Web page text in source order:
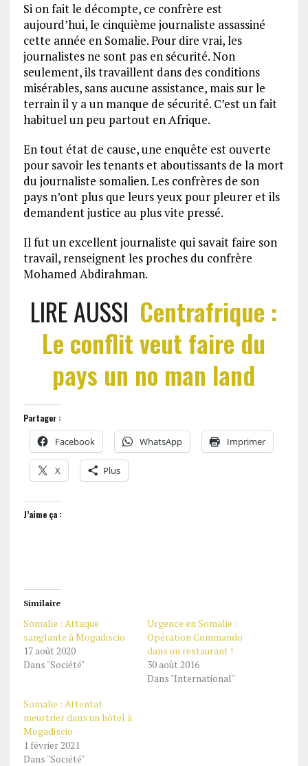
Si on fait le décompte, ce confrère est
aujourd’hui, le cinquième journaliste assassiné
cette année en Somalie. Pour dire vrai, les
journalistes ne sont pas en sécurité. Non
seulement, ils travaillent dans des conditions
misérables, sans aucune assistance, mais sur le
terrain il y a un manque de sécurité. C’est un fait
habituel un peu partout en Afrique.
En tout état de cause, une enquête est ouverte
pour savoir les tenants et aboutissants de la mort
du journaliste somalien. Les confrères de son
pays n’ont plus que leurs yeux pour pleurer et ils
demandent justice au plus vite pressé.
Il fut un excellent journaliste qui savait faire son
travail, renseignent les proches du confrère
Mohamed Abdirahman.
LIRE AUSSI Centrafrique :
Le conflit veut faire du
pays un no man land
Partager :
Facebook WhatsApp Imprimer
X Plus
J’aime ça :
Similaire
Somalie : Attaque
sanglante à Mogadiscio
17 août 2020
Dans "Société"
Urgence en Somalie :
Opération Commando
dans un restaurant !
30 août 2016
Dans "International"
Somalie : Attentat
meurtrier dans un hôtel à
Mogadiscio
1 février 2021
Dans "Société"